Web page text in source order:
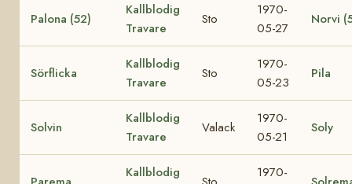
Palona (52)
Kallblodig
Travare
Sto
1970-
05-27
Norvi
Sörflicka
Kallblodig
Travare
Sto
1970-
05-23
Pila
Solvin
Kallblodig
Travare
Valack
1970-
05-21
Soly
Kallblodig
1970-